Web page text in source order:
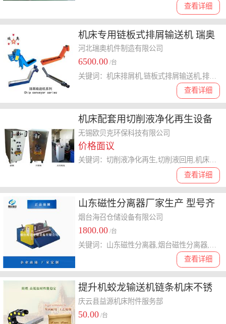
查看详细
机床专用链板式排屑输送机 瑞奥
厂家直销排屑输送机
河北瑞奥机件制造有限公司
6500.00 /台
查看详细
关键词：机床排屑机,链板式排屑输送机,排屑装置
机床配套用切削液净化再生设备
无锡欧贝克环保科技有限公司
价格面议
查看详细
山东磁性分离器厂家生产 型号齐
全 烟台磨床胶辊分离器
烟台海召仓储设备有限公司
1800.00 /台
查看详细
提升机蛟龙输送机链条机床不锈
钢上料机排屑机链板螺旋式绞龙
叶片
庆云县益源机床附件服务部
50.00 /台